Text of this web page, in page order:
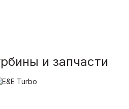
и запчасти